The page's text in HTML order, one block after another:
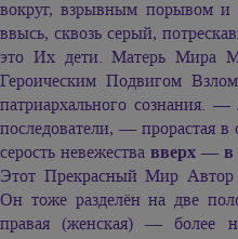
вокруг, взрывным порывом и
ввысь, сквозь серый,
это Их дети. Матерь Мира
Героическим Подвигом
патриархального сознания.
последователи, — прорастая
серость невежества вверх —
Этот Прекрасный Мир Автор
Он тоже разделён на две
правая (женская) — более